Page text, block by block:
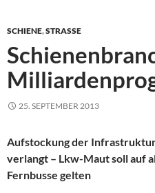
SCHIENE,STRASSE
25. SEPTEMBER 2013
Aufstockung der
verlangt – Lkw-Maut soll auf
Fernbusse gelten